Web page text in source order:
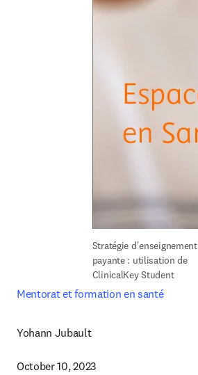
Stratégie d'enseignement
payante : utilisation de
ClinicalKey Student
Mentorat et formation en santé
Yohann Jubault
October 10, 2023